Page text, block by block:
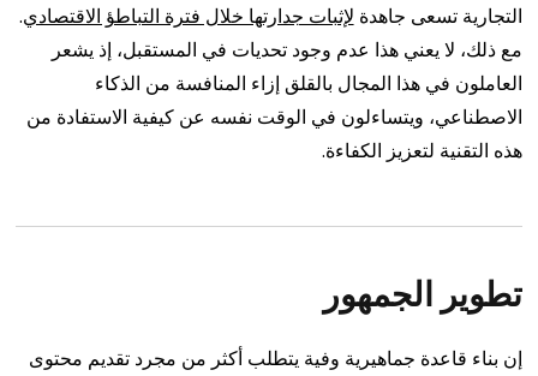
التجارية تسعى جاهدة لإثبات جدارتها خلال فترة التباطؤ الاقتصادي.
مع ذلك، لا يعني هذا عدم وجود تحديات في المستقبل، إذ يشعر
العاملون في هذا المجال بالقلق إزاء المنافسة من الذكاء
الاصطناعي، ويتساءلون في الوقت نفسه عن كيفية الاستفادة من
هذه التقنية لتعزيز الكفاءة.
تطوير الجمهور
إن بناء قاعدة جماهيرية وفية يتطلب أكثر من مجرد تقديم محتوى